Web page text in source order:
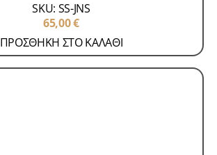
SKU: SS-JNS
65,00€
ΠΡΟΣΘΗΚΗ ΣΤΟ ΚΑΛΑΘΙ